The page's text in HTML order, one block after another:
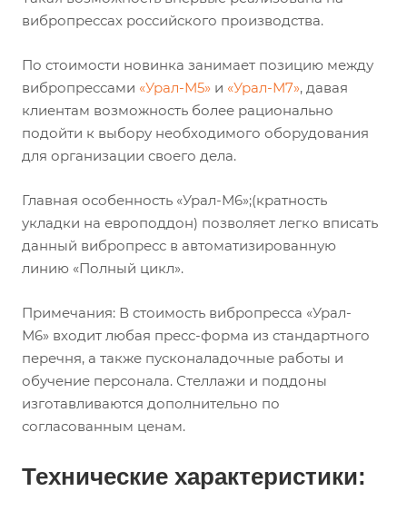
вибропрессах российского производства.
По стоимости новинка занимает позицию между
вибропрессами «Урал-М5» и «Урал-М7», давая
клиентам возможность более рационально
подойти к выбору необходимого оборудования
для организации своего дела.
Главная особенность «Урал-М6»;(кратность
укладки на европоддон) позволяет легко вписать
данный вибропресс в автоматизированную
линию «Полный цикл».
Примечания: В стоимость вибропресса «Урал-
М6» входит любая пресс-форма из стандартного
перечня, а также пусконаладочные работы и
обучение персонала. Стеллажи и поддоны
изготавливаются дополнительно по
согласованным ценам.
Технические характеристики: